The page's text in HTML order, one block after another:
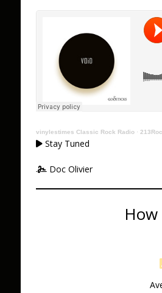
vinylestimes Classic Rock Radio· 213Rock
Stay Tuned
Doc Olivier